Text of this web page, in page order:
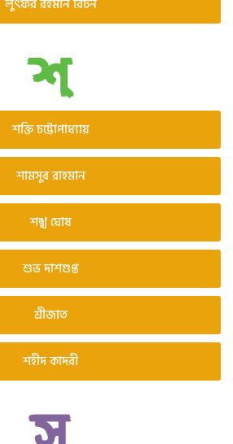
লুৎফর রহমান রিটন
শক্তি চট্টোপাধ্যায়
শামসুর রাহমান
শঙ্খ ঘোষ
শুভ দাশগুপ্ত
শ্রীজাত
শহীদ কাদরী